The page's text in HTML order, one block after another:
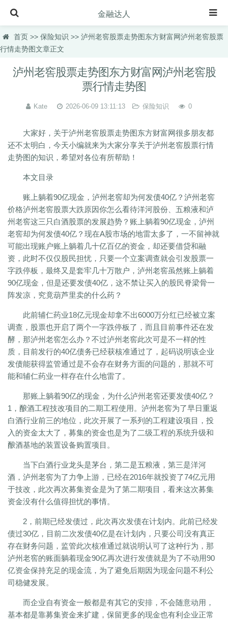
金融达人
首页
保险知识
理财规划
理财百科
理财品种
首页 >> 保险知识 >> 泸州老窖股票走势图东方财富网泸州老窖股票
行情走势图文章正文
泸州老窖股票走势图东方财富网泸州老窖股
票行情走势图
Kate 2026-06-09 13:11:13 保险知识 0
大家好，关于泸州老窖股票走势图东方财富网很多朋友都
还不太明白，今天小编就来为大家分享关于泸州老窖股票行情
走势图的知识，希望对各位有所帮助！
本文目录
账上躺着90亿现金，泸州老窖却为何发债40亿？泸州老窖
价格泸州老窖股票大跌原因你怎么看待洋河股份、五粮液和泸
州老窖这三只白酒股票的发展趋势？账上躺着90亿现金，泸州
老窖却为何发债40亿？现在A股市场的地雷太多了，一不留神就
可能出现账户账上躺着几十亿百亿的资金，却还要借贷和融
资，此时不仅仅股民担忧，只要一个立案调查就会引发股票一
字跌停板，最终又是套牢几十万散户，泸州老窖虽然账上躺着
90亿现金，但是还要发债40亿，这不禁让买入的股民脊梁骨一
阵发凉，究竟葫芦里卖的什么药？
此前辅仁药业18亿元现金却拿不出6000万分红已经被立案
调查，股票也开启了两个一字跌停板了，而且目前事件还在发
酵，那泸州老窖怎么办？不过泸州老窖此次可是不一样的性
质，目前发行的40亿债务已经获核准通过了，起码说明该企业
发债能获得监管通过是不会存在财务方面的问题的，那就不可
能和辅仁药业一样存在什么地雷了。
那账上躺着90亿的现金，为什么泸州老窖还要发债40亿？
1，酿酒工程技改项目的二期工程使用。泸州老窖为了早日重返
白酒行业前三的地位，此次开展了一系列的工程建设项目，投
入的资金太大了，募集的资金也是为了二级工程的系统升级和
酿酒基地的装置设备购置项目。
当下白酒行业龙头是茅台，第二是五粮液，第三是洋河
酒，泸州老窖为了力争上游，已经在2016年就投资了74亿元用
于技改，此次再次募集资金是为了第二期项目，看来这次募集
资金没有什么值得担忧的事情。
2，前期已经发债过，此次再次发债在计划内。此前已经发
债过30亿，目前二次发债40亿是在计划内，只要公司没有真正
存在财务问题，监管此次核准通过就说明认可了这种行为，那
泸州老窖的账面躺着现金90亿再次进行发债就是为了不动用90
亿资金保持充足的现金流，为了避免后期因为现金问题不利公
司稳健发展。
而企业自有资金一般都是有其它的安排，不会随意动用，
基本都是靠募集资金来扩建，保留更多的现金也有利企业正常